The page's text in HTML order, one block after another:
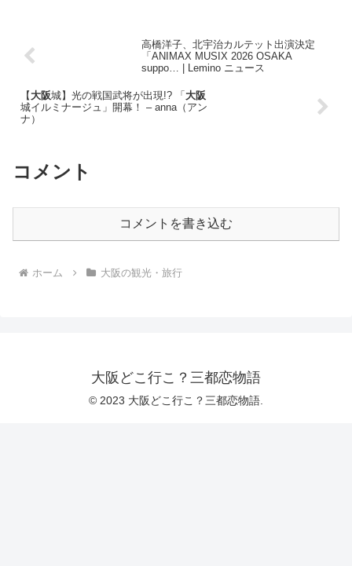
高橋洋子、北宇治カルテット出演決定
「ANIMAX MUSIX 2026 OSAKA
suppo… | Lemino ニュース
【大阪城】光の戦国武将が出現!? 「大阪
城イルミナージュ」開幕！ – anna（アン
ナ）
コメント
コメントを書き込む
ホーム 大阪の観光・旅行
大阪どこ行こ？三都恋物語
© 2023 大阪どこ行こ？三都恋物語.